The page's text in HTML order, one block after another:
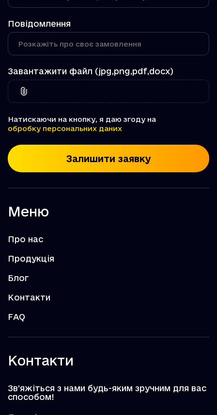
Контакти
Зв’яжіться з нами будь-яким зручним для вас
способом!
Меню
Про нас
Продукція
Блог
Контакти
FAQ
Повідомлення
Завантажити файл (jpg,png,pdf,docx)
Натискаючи на кнопку, я даю згоду на
обробку персональних даних
Залишити заявку